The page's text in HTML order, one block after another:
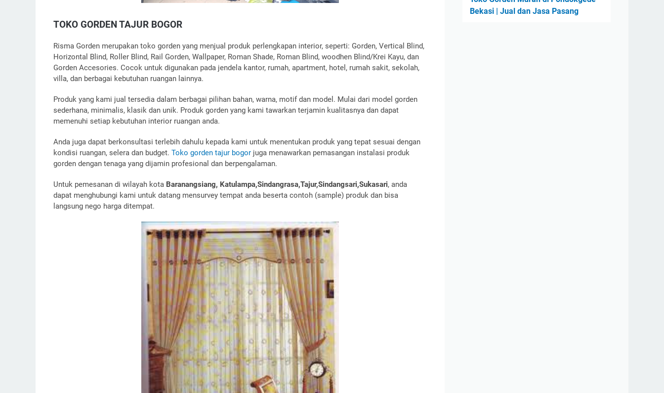
TOKO GORDEN TAJUR BOGOR
Risma Gorden merupakan toko gorden yang menjual produk perlengkapan interior, seperti: Gorden, Vertical Blind,
Horizontal Blind, Roller Blind, Rail Gorden, Wallpaper, Roman Shade, Roman Blind, woodhen Blind/Krei Kayu, dan
Gorden Accesories. Cocok untuk digunakan pada jendela kantor, rumah, apartment, hotel, rumah sakit, sekolah,
villa, dan berbagai kebutuhan ruangan lainnya.
Produk yang kami jual tersedia dalam berbagai pilihan bahan, warna, motif dan model. Mulai dari model gorden
sederhana, minimalis, klasik dan unik. Produk gorden yang kami tawarkan terjamin kualitasnya dan dapat
memenuhi setiap kebutuhan interior ruangan anda.
Anda juga dapat berkonsultasi terlebih dahulu kepada kami untuk menentukan produk yang tepat sesuai dengan
kondisi ruangan, selera dan budget. Toko gorden tajur bogor juga menawarkan pemasangan instalasi produk
gorden dengan tenaga yang dijamin profesional dan berpengalaman.
Untuk pemesanan di wilayah kota Baranangsiang, Katulampa,Sindangrasa,Tajur,Sindangsari,Sukasari, anda
dapat menghubungi kami untuk datang mensurvey tempat anda beserta contoh (sample) produk dan bisa
langsung nego harga ditempat.
Bekasi | Jual dan Jasa Pasang